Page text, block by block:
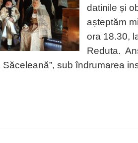
datinile și
așteptăm
ora 18.30,
Reduta.
Săceleană”, sub îndrumarea